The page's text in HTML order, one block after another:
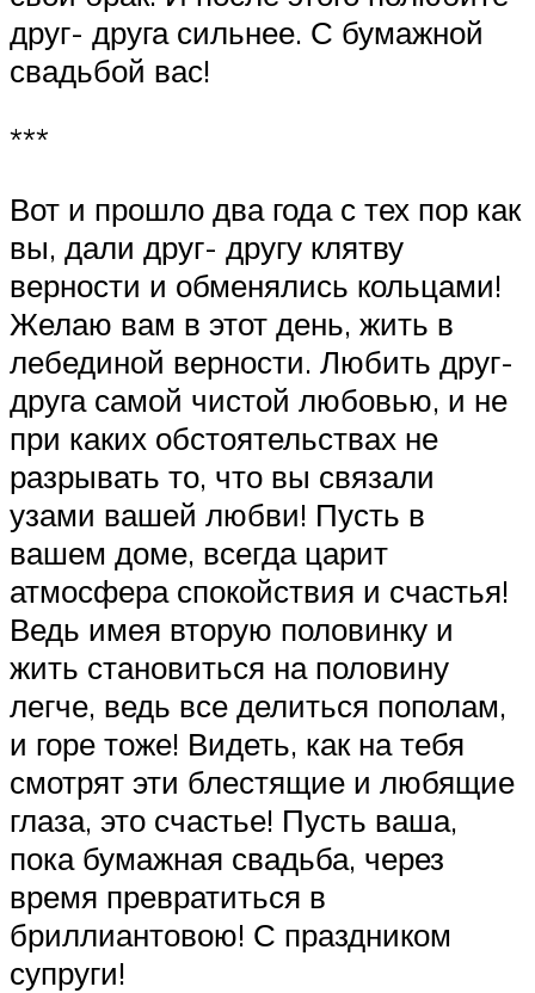
друг- друга сильнее. С бумажной
свадьбой вас!
***
Вот и прошло два года с тех пор как
вы, дали друг- другу клятву
верности и обменялись кольцами!
Желаю вам в этот день, жить в
лебединой верности. Любить друг-
друга самой чистой любовью, и не
при каких обстоятельствах не
разрывать то, что вы связали
узами вашей любви! Пусть в
вашем доме, всегда царит
атмосфера спокойствия и счастья!
Ведь имея вторую половинку и
жить становиться на половину
легче, ведь все делиться пополам,
и горе тоже! Видеть, как на тебя
смотрят эти блестящие и любящие
глаза, это счастье! Пусть ваша,
пока бумажная свадьба, через
время превратиться в
бриллиантовою! С праздником
супруги!